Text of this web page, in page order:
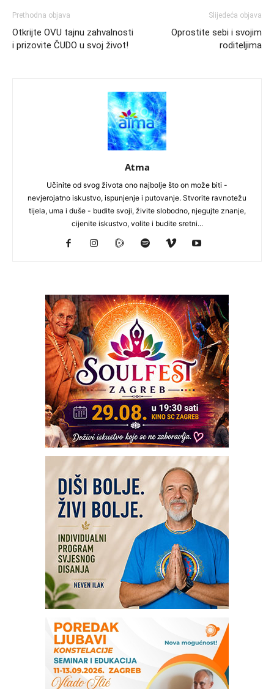
Prethodna objava
Otkrijte OVU tajnu zahvalnosti
i prizovite ČUDO u svoj život!
Slijedeća objava
Oprostite sebi i svojim
roditeljima
Atma
Učinite od svog života ono najbolje što on može biti -
nevjerojatno iskustvo, ispunjenje i putovanje. Stvorite ravnotežu
tijela, uma i duše - budite svoji, živite slobodno, njegujte znanje,
cijenite iskustvo, volite i budite sretni...